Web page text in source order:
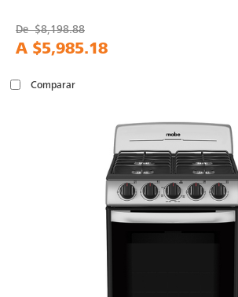
De$8,198.88
A $5,985.18
Comparar